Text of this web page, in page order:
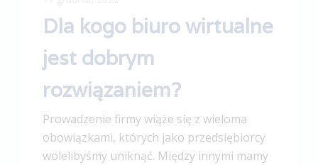
Dla kogo biuro wirtualne
jest dobrym
rozwiązaniem?
Prowadzenie firmy wiąże się z wieloma
obowiązkami, których jako przedsiębiorcy
wolelibyśmy uniknąć. Między innymi mamy